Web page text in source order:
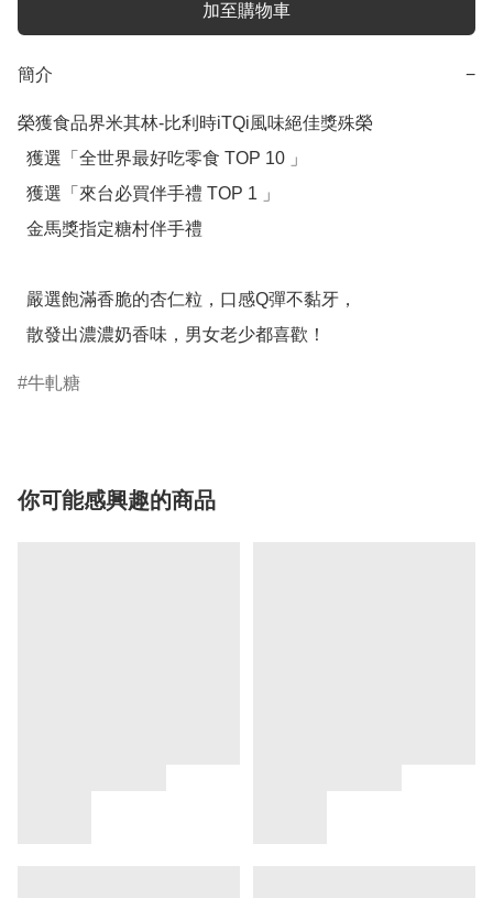
加至購物車
簡介 −
榮獲食品界米其林-比利時iTQi風味絕佳獎殊榮
  散發出濃濃奶香味，男女老少都喜歡！
牛軋糖
你可能感興趣的商品